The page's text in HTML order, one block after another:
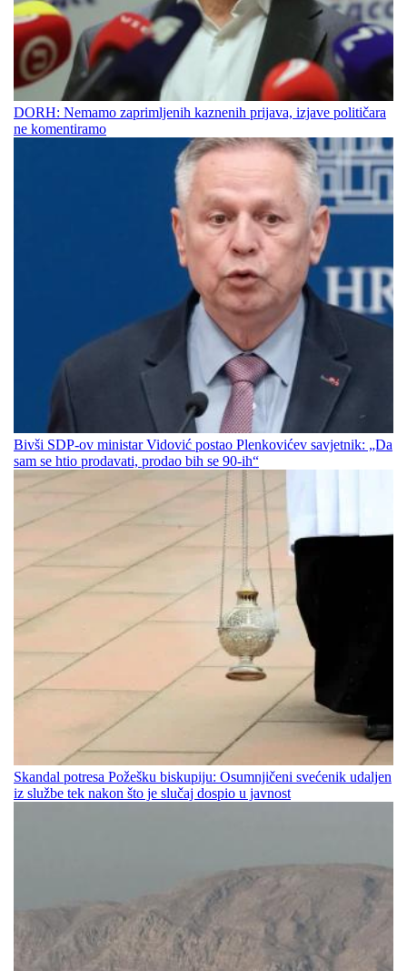
DORH: Nemamo zaprimljenih kaznenih prijava, izjave političara
ne komentiramo
Bivši SDP-ov ministar Vidović postao Plenkovićev savjetnik: „Da
sam se htio prodavati, prodao bih se 90-ih“
Skandal potresa Požešku biskupiju: Osumnjičeni svećenik udaljen
iz službe tek nakon što je slučaj dospio u javnost